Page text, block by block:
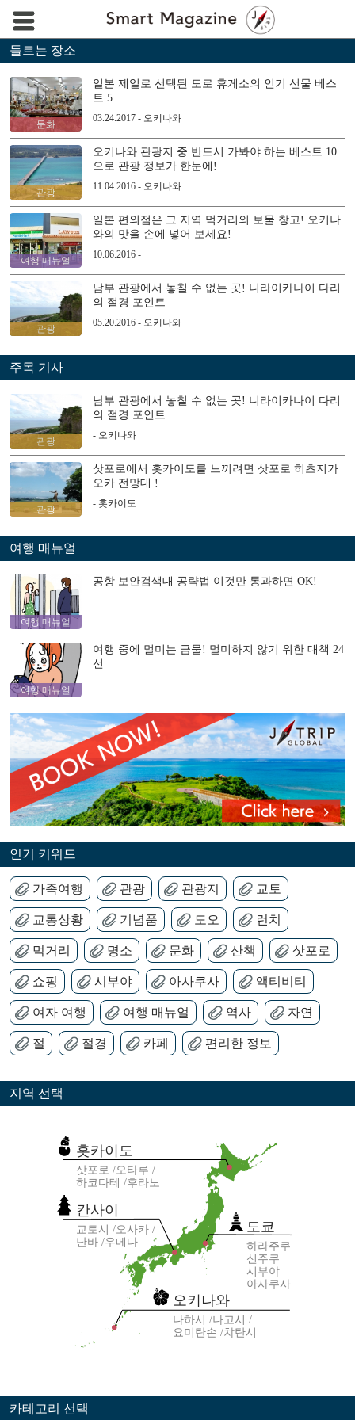
들르는 장소
문화
일본 제일로 선택된 도로 휴게소의 인기 선물 베스
트 5
03.24.2017 - 오키나와
관광
오키나와 관광지 중 반드시 가봐야 하는 베스트 10
으로 관광 정보가 한눈에!
11.04.2016 - 오키나와
여행 매뉴얼
일본 편의점은 그 지역 먹거리의 보물 창고! 오키나
와의 맛을 손에 넣어 보세요!
10.06.2016 -
관광
남부 관광에서 놓칠 수 없는 곳! 니라이카나이 다리
의 절경 포인트
05.20.2016 - 오키나와
주목 기사
관광
남부 관광에서 놓칠 수 없는 곳! 니라이카나이 다리
의 절경 포인트
- 오키나와
관광
삿포로에서 홋카이도를 느끼려면 삿포로 히츠지가
오카 전망대 !
- 홋카이도
여행 매뉴얼
여행 매뉴얼
공항 보안검색대 공략법 이것만 통과하면 OK!
여행 매뉴얼
여행 중에 멀미는 금물! 멀미하지 않기 위한 대책 24
선
인기 키워드
가족여행 관광 관광지 교토
교통상황 기념품 도오 런치
먹거리 명소 문화 산책 삿포로
쇼핑 시부야 아사쿠사 액티비티
여자 여행 여행 매뉴얼 역사 자연
절 절경 카페 편리한 정보
지역 선택
도쿄
하라주쿠
신주쿠
시부야
아사쿠사
칸사이
교토시
오사카
난바 우메다
오키나와
나하시
나고시
요미탄손
챠탄시
홋카이도
삿포로
오타루
하코다테
후라노
카테고리 선택